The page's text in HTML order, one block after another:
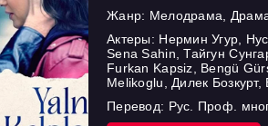
Жанр: Мелодрама,
Актеры: Нермин Угур,
Sena Sahin, Тайгун
Furkan Kapsiz, Bengü
Melikoglu, Дилек Бозкурт,
Перевод: Рус. Проф.